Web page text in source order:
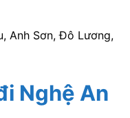
Anh Sơn, Đô Lương,
Nghệ An